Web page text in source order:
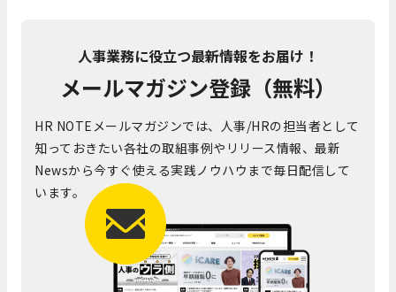
人事業務に役立つ最新情報をお届け！
メールマガジン登録（無料）
HR NOTEメールマガジンでは、人事/HRの担当者として
知っておきたい各社の取組事例やリリース情報、最新
Newsから今すぐ使える実践ノウハウまで毎日配信して
います。